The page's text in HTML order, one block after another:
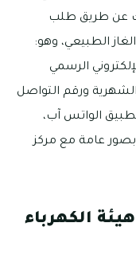
عن طريق طلب
الطبيعي، وهو:
الإلكتروني الرسمي
ورقم التواصل
الواتس آب،
511 056 لتتواصل بصور عامة مع مركز
الكهرباء